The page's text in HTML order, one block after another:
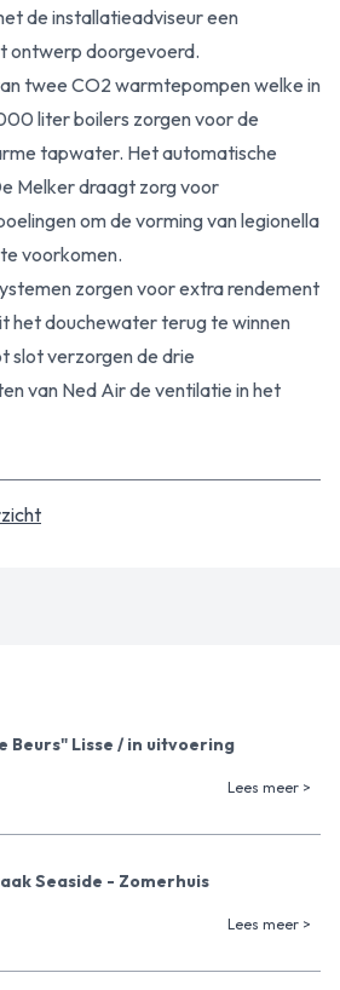
de installatieadviseur een
ontwerp doorgevoerd.
twee CO2 warmtepompen welke in
liter boilers zorgen voor de
tapwater. Het automatische
Melker draagt zorg voor
om de vorming van legionella
voorkomen.
zorgen voor extra rendement
het douchewater terug te winnen
slot verzorgen de drie
van Ned Air de ventilatie in het
Beurs" Lisse / in uitvoering
Lees meer >
Seaside - Zomerhuis
Lees meer >